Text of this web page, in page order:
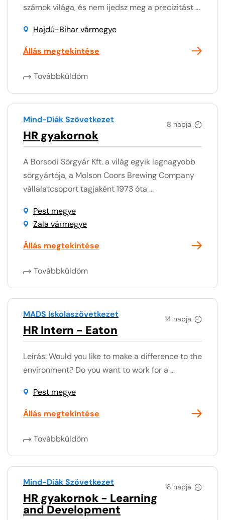
számok világa, és nem ijedsz meg a precizitást ...
Hajdú-Bihar vármegye
Állás megtekintése
Továbbküldöm
8 napja
Mind-Diák Szövetkezet
HR gyakornok
A Borsodi Sörgyár Kft. a világ egyik legnagyobb
sörgyártója, a Molson Coors Brewing Company
vállalatcsoport tagjaként 1973 óta ...
Pest megye
Zala vármegye
Állás megtekintése
Továbbküldöm
14 napja
MADS Iskolaszövetkezet
HR Intern - Eaton
Leírás: Would you like to make a difference to the
environment? Do you want to work for a ...
Pest megye
Állás megtekintése
Továbbküldöm
18 napja
Mind-Diák Szövetkezet
HR gyakornok - Learning
and Development